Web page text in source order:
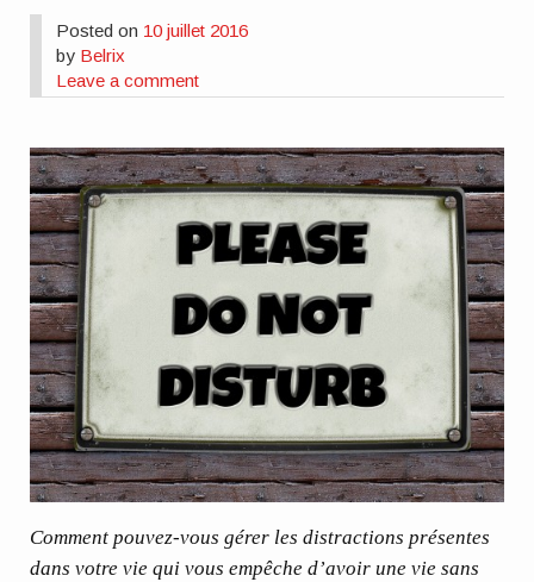
Posted on 10 juillet 2016
by Belrix
Leave a comment
Comment pouvez-vous gérer les distractions présentes
dans votre vie qui vous empêche d’avoir une vie sans